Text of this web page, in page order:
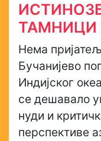
ТАМНИЦИ
Нема
Бучанијево
Индијског
се дешавало
нуди и
перспективе